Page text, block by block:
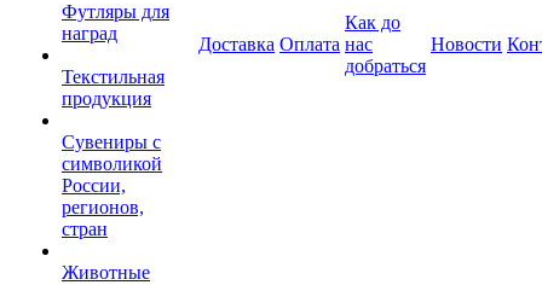
Футляры для
наград
Текстильная
продукция
Сувениры с
символикой
России,
регионов,
стран
Животные
Доставка Оплата
Как до
нас
добраться
Новости